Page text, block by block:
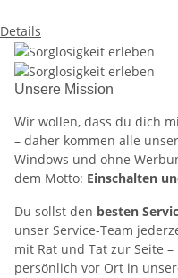
Details
Unsere Mission
Wir wollen, dass du dich
– daher kommen alle
Windows und ohne
dem Motto: Einschalten
Du sollst den besten
unser Service-Team
mit Rat und Tat zur Seite
persönlich vor Ort in